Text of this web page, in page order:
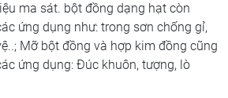
ma sát. bột đồng dạng hạt còn
ứng dụng như: trong sơn chống gỉ,
Mỡ bột đồng và hợp kim đồng cũng
ứng dụng: Đúc khuôn, tượng, lò